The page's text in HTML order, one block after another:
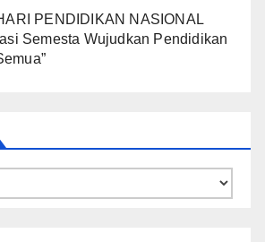
PENDIDIKAN NASIONAL
Semesta Wujudkan Pendidikan